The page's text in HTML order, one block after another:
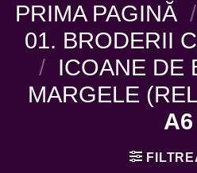
PRIMA PAGINĂ /
01. BRODERII
/ ICOANE DE
MARGELE
A6